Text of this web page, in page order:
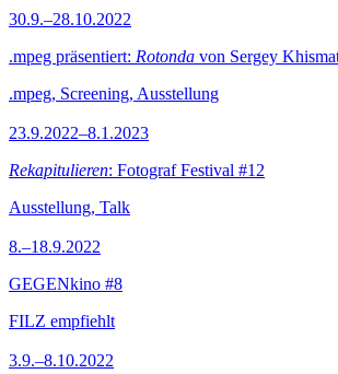
30.9.–28.10.2022
.mpeg präsentiert: Rotonda von Sergey
.mpeg, Screening, Ausstellung
23.9.2022–8.1.2023
Rekapitulieren: Fotograf Festival #12
Ausstellung, Talk
8.–18.9.2022
GEGENkino #8
FILZ empfiehlt
3.9.–8.10.2022